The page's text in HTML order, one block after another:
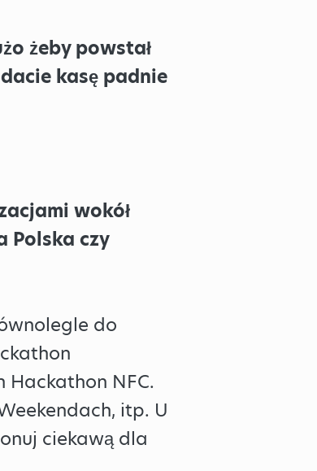
żeby powstał
kasę padnie
wokół
Polska czy
do
Hackathon NFC.
itp. U
ciekawą dla